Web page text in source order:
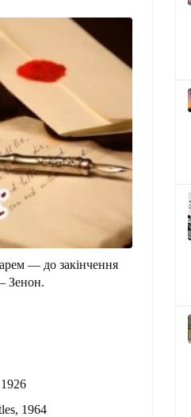
— до закінчення
Зенон.
1964